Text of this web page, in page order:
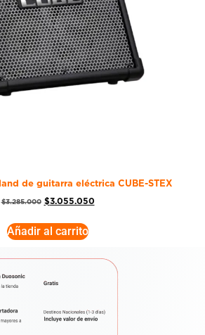
de guitarra eléctrica CUBE-STEX
$3.285.000 $3.055.050
Añadir al carrito